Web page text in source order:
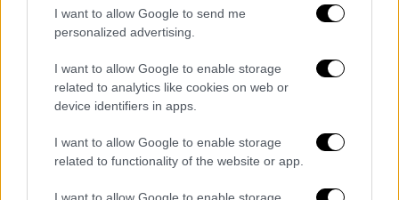
I want to allow Google to send me
personalized advertising.
I want to allow Google to enable storage
related to analytics like cookies on web or
device identifiers in apps.
I want to allow Google to enable storage
related to functionality of the website or app.